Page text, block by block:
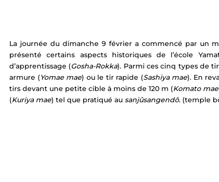
La journée du dimanche 9 février a commencé par un
présenté certains aspects historiques de l’école
d’apprentissage (Gosha-Rokka). Parmi ces cinq types de
armure (Yomae mae) ou le tir rapide (Sashiya mae). En
tirs devant une petite cible à moins de 120 m (Komato mae
(Kuriya mae) tel que pratiqué au sanjûsangendô. (temple